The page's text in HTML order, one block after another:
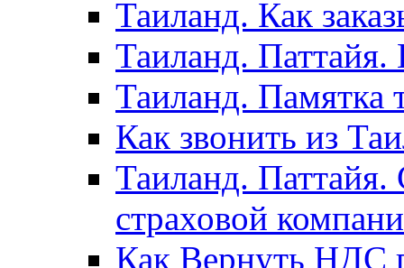
Таиланд. Как
Таиланд.
Таиланд. Памятка
Как звонить из
Таиланд. Паттайя.
страховой
Как Вернуть НДС